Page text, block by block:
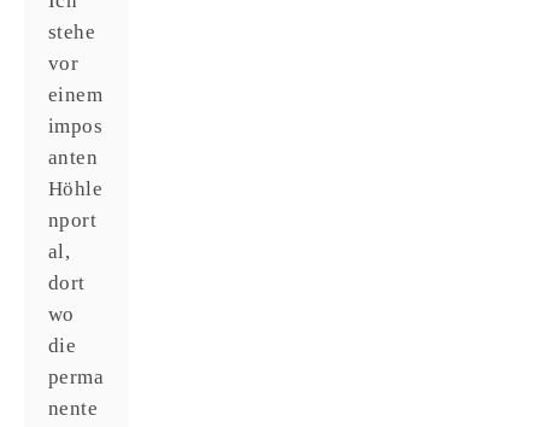
stehe
vor
einem
impos
anten
Höhle
nport
al,
dort
wo
die
perma
nente